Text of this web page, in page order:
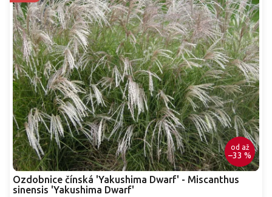
od až
–33 %
Ozdobnice čínská 'Yakushima Dwarf' - Miscanthus
sinensis 'Yakushima Dwarf'